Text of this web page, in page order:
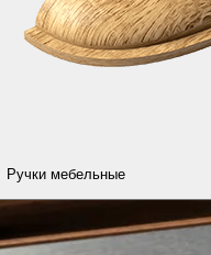
Ручки мебельные